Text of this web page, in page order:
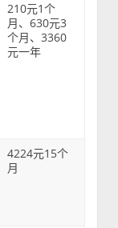
210元1个
月、630元3
个月、3360
元一年
4224元15个
月